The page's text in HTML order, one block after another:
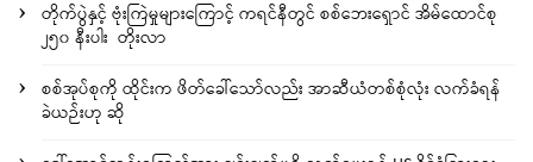
တိုက်ပွဲနှင့် ဗုံးကြဲမှုများကြောင့် ကရင်နီတွင် စစ်ဘေးရှောင် အိမ်ထောင်စု
၂၅၀ နီးပါး တိုးလာ
စစ်အုပ်စုကို ထိုင်းက ဖိတ်ခေါ်သော်လည်း အာဆီယံတစ်စုံလုံး လက်ခံရန်
ခဲယဉ်းဟု ဆို